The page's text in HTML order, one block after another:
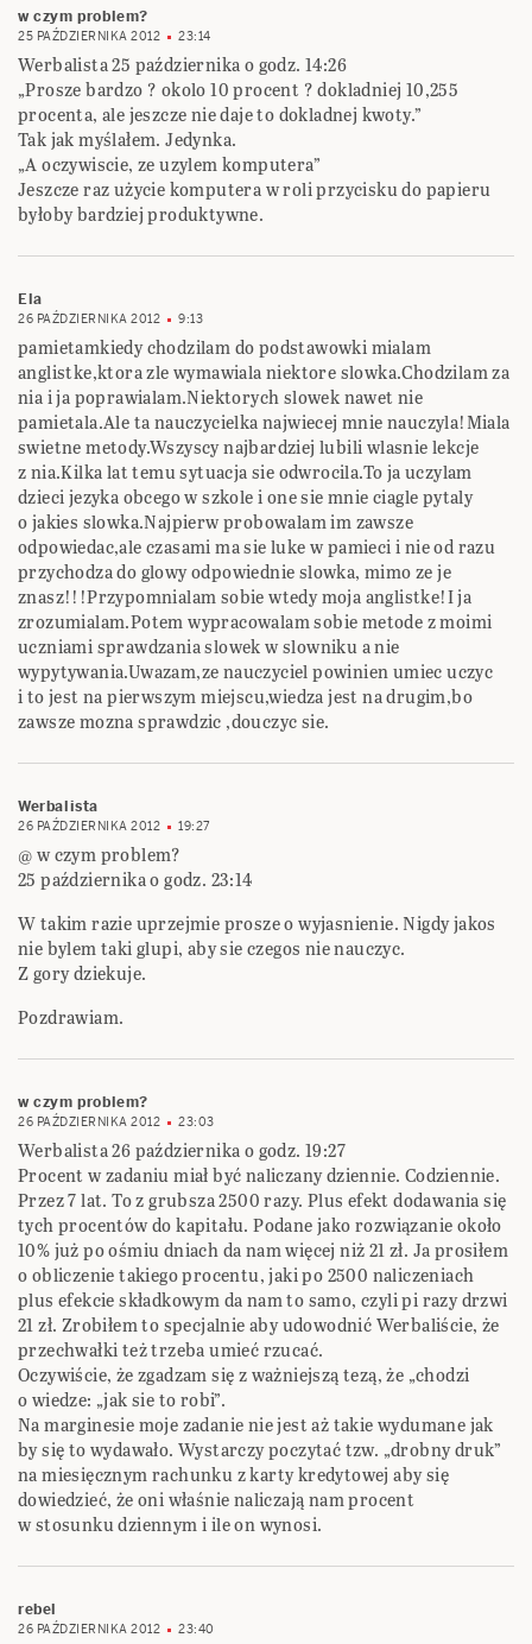
w czym problem?
25 PAŹDZIERNIKA 2012 23:14
Werbalista 25 października o godz. 14:26
„Prosze bardzo ? okolo 10 procent ? dokladniej 10,255
procenta, ale jeszcze nie daje to dokladnej kwoty.”
Tak jak myślałem. Jedynka.
„A oczywiscie, ze uzylem komputera”
Jeszcze raz użycie komputera w roli przycisku do papieru
byłoby bardziej produktywne.
Ela
26 PAŹDZIERNIKA 2012 9:13
pamietamkiedy chodzilam do podstawowki mialam
anglistke,ktora zle wymawiala niektore slowka.Chodzilam za
nia i ja poprawialam.Niektorych slowek nawet nie
pamietala.Ale ta nauczycielka najwiecej mnie nauczyla!Miala
swietne metody.Wszyscy najbardziej lubili wlasnie lekcje
z nia.Kilka lat temu sytuacja sie odwrocila.To ja uczylam
dzieci jezyka obcego w szkole i one sie mnie ciagle pytaly
o jakies slowka.Najpierw probowalam im zawsze
odpowiedac,ale czasami ma sie luke w pamieci i nie od razu
przychodza do glowy odpowiednie slowka, mimo ze je
znasz!!!Przypomnialam sobie wtedy moja anglistke!I ja
zrozumialam.Potem wypracowalam sobie metode z moimi
uczniami sprawdzania slowek w slowniku a nie
wypytywania.Uwazam,ze nauczyciel powinien umiec uczyc
i to jest na pierwszym miejscu,wiedza jest na drugim,bo
zawsze mozna sprawdzic ,douczyc sie.
Werbalista
26 PAŹDZIERNIKA 2012 19:27
@ w czym problem?
25 października o godz. 23:14
W takim razie uprzejmie prosze o wyjasnienie. Nigdy jakos
nie bylem taki glupi, aby sie czegos nie nauczyc.
Z gory dziekuje.
Pozdrawiam.
w czym problem?
26 PAŹDZIERNIKA 2012 23:03
Werbalista 26 października o godz. 19:27
Procent w zadaniu miał być naliczany dziennie. Codziennie.
Przez 7 lat. To z grubsza 2500 razy. Plus efekt dodawania się
tych procentów do kapitału. Podane jako rozwiązanie około
10% już po ośmiu dniach da nam więcej niż 21 zł. Ja prosiłem
o obliczenie takiego procentu, jaki po 2500 naliczeniach
plus efekcie składkowym da nam to samo, czyli pi razy drzwi
21 zł. Zrobiłem to specjalnie aby udowodnić Werbaliście, że
przechwałki też trzeba umieć rzucać.
Oczywiście, że zgadzam się z ważniejszą tezą, że „chodzi
o wiedze: „jak sie to robi”.
Na marginesie moje zadanie nie jest aż takie wydumane jak
by się to wydawało. Wystarczy poczytać tzw. „drobny druk”
na miesięcznym rachunku z karty kredytowej aby się
dowiedzieć, że oni właśnie naliczają nam procent
w stosunku dziennym i ile on wynosi.
rebel
26 PAŹDZIERNIKA 2012 23:40